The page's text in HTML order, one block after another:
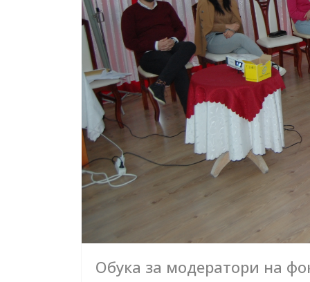
Обука за модератори на